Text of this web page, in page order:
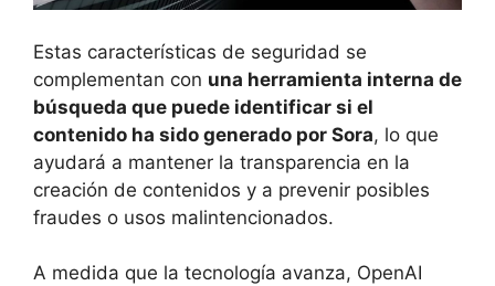
Estas características de seguridad se
complementan con una herramienta interna de
búsqueda que puede identificar si el
contenido ha sido generado por Sora, lo que
ayudará a mantener la transparencia en la
creación de contenidos y a prevenir posibles
fraudes o usos malintencionados.
A medida que la tecnología avanza, OpenAI